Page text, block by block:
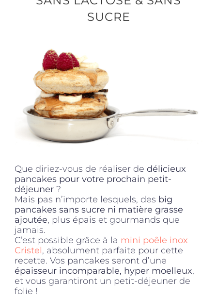
Click and collect
Traiteur
Offres
SUCRE
Que diriez-vous de réaliser de délicieux
pancakes pour votre prochain petit-
déjeuner ?
Mais pas n’importe lesquels, des big
pancakes sans sucre ni matière grasse
ajoutée, plus épais et gourmands que
jamais.
C’est possible grâce à la mini poêle inox
Cristel, absolument parfaite pour cette
recette. Vos pancakes seront d’une
épaisseur incomparable, hyper moelleux,
et vous garantiront un petit-déjeuner de
folie !